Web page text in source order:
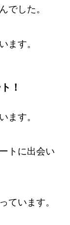
でした。
ます。
！
ます。
トに出会い
ています。